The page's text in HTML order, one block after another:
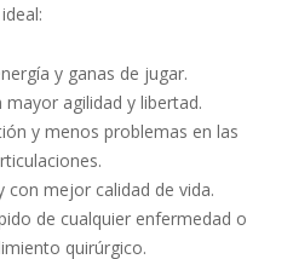
ideal:
y ganas de jugar.
mayor agilidad y libertad.
y menos problemas en las
con mejor calidad de vida.
de cualquier enfermedad o
quirúrgico.